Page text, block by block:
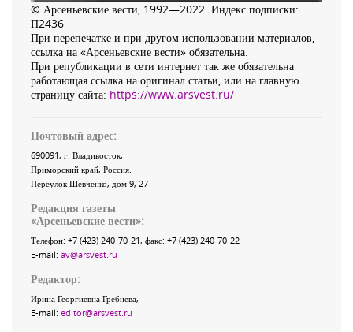
© Арсеньевские вести, 1992—2022. Индекс подписки:
П2436
При перепечатке и при другом использовании материалов,
ссылка на «Арсеньевские вести» обязательна.
При републикации в сети интернет так же обязательна
работающая ссылка на оригинал статьи, или на главную
страницу сайта: https://www.arsvest.ru/
Почтовый адрес:
690091, г. Владивосток,
Приморский край, Россия
Переулок Шевченко, дом 9, 27
Редакция газеты
«Арсеньевские вести»:
Телефон: +7 (423) 240-70-21, факс: +7 (423) 240-70-22
E-mail: av@arsvest.ru
Редактор:
Ирина Георгиевна Гребнёва,
E-mail: editor@arsvest.ru